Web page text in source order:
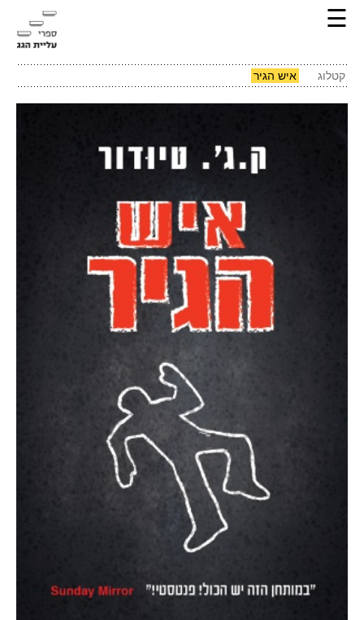
☰
קטלוג איש הגיר